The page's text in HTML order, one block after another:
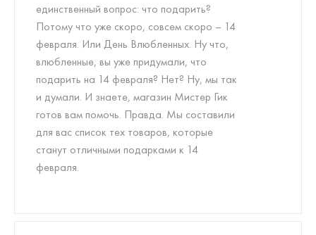
единственный вопрос: что подарить?
Потому что уже скоро, совсем скоро – 14
февраля. Или День Влюбленных. Ну что,
влюбленные, вы уже придумали, что
подарить на 14 февраля? Нет? Ну, мы так
и думали. И знаете, магазин Мистер Гик
готов вам помочь. Правда. Мы составили
для вас список тех товаров, которые
станут отличными подарками к 14
февраля.